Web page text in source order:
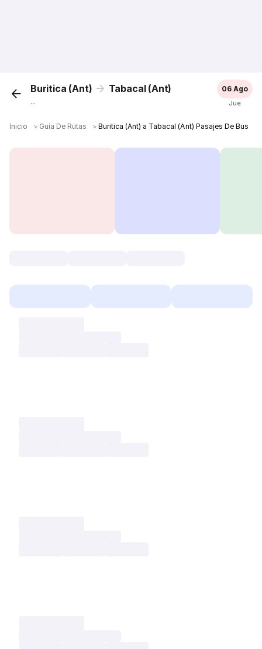
Buritica (Ant) Tabacal (Ant)
...
06 Ago
Jue
Inicio ＞ Guía De Rutas ＞Buritica (Ant) a Tabacal (Ant) Pasajes De Bus